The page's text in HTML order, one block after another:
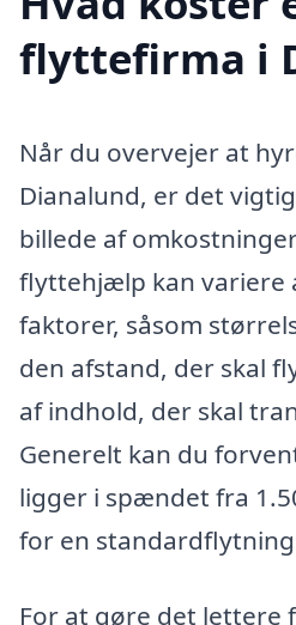
flyttefirma i
Når du overvejer at
Dianalund, er det
billede af
flyttehjælp kan variere
faktorer, såsom
den afstand, der skal
af indhold, der skal
Generelt kan du
ligger i spændet fra
for en
For at gøre det lettere